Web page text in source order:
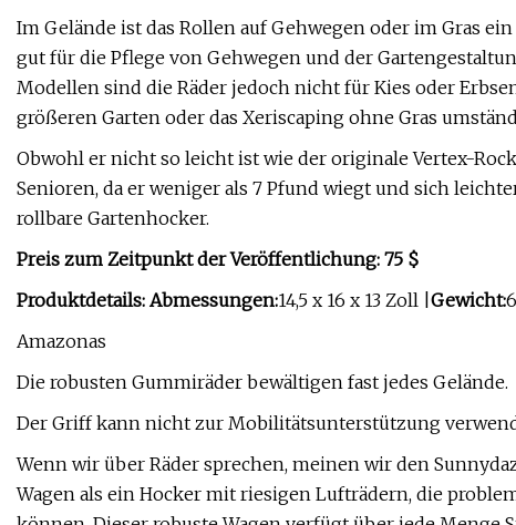
Im Gelände ist das Rollen auf Gehwegen oder im Gras
gut für die Pflege von Gehwegen und der
Modellen sind die Räder jedoch nicht für Kies oder
größeren Garten oder das Xeriscaping ohne Gras
Obwohl er nicht so leicht ist wie der originale Vertex-
Senioren, da er weniger als 7 Pfund wiegt und sich
rollbare Gartenhocker.
Preis zum Zeitpunkt der Veröffentlichung: 75 $
Produktdetails: Abmessungen:14,5 x 16 x 13 Zoll | Gewicht:
Amazonas
Die robusten Gummiräder bewältigen fast jedes Gelände.
Der Griff kann nicht zur Mobilitätsunterstützung
Wenn wir über Räder sprechen, meinen wir den
Wagen als ein Hocker mit riesigen Lufträdern, die